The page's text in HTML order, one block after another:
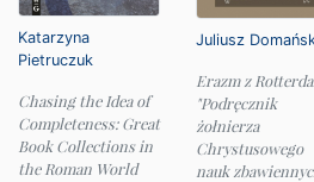
Katarzyna
Pietruczuk
Chasing the Idea of
Completeness: Great
Book Collections in
the Roman World
Juliusz
Erazm z
"Podręcznik
żołnierza
Chrystusowego
nauk